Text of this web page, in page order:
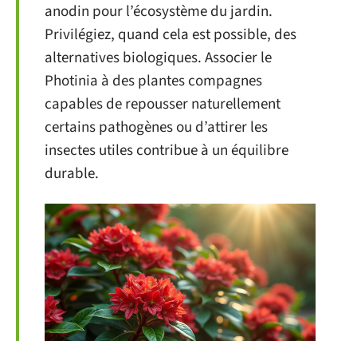
anodin pour l’écosystème du jardin.
Privilégiez, quand cela est possible, des
alternatives biologiques. Associer le
Photinia à des plantes compagnes
capables de repousser naturellement
certains pathogènes ou d’attirer les
insectes utiles contribue à un équilibre
durable.